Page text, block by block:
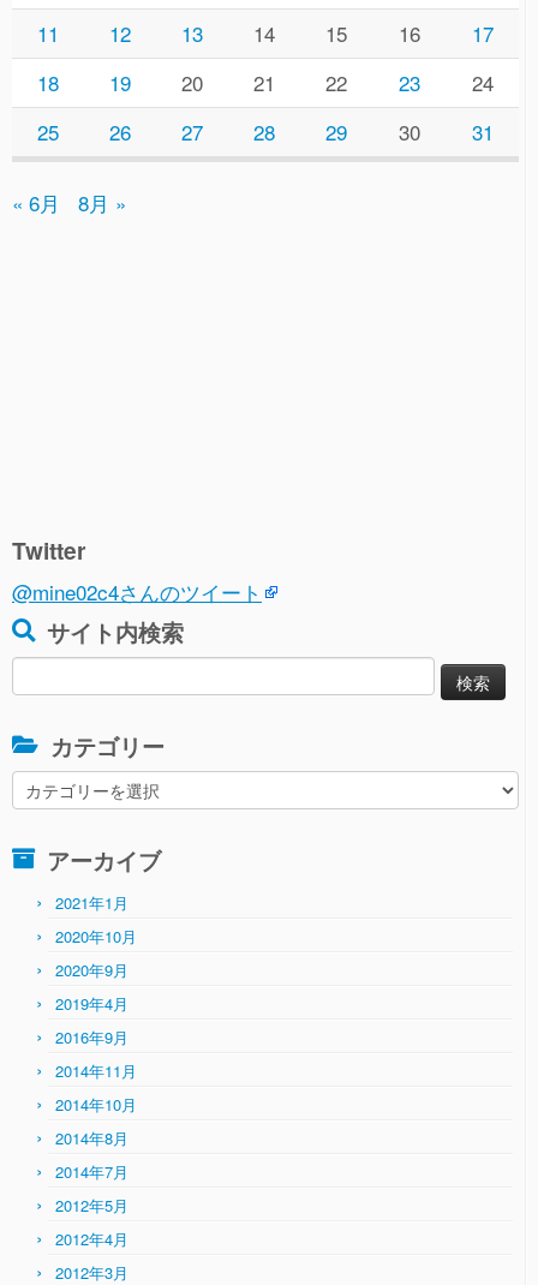
11
12 13 14 15 16
17
18
19 20 21 22 23
24
25
26 27 28 29 30 31
« 6月 8月 »
Twitter
@mine02c4さんのツイート
サイト内検索
検
索:
カテゴリー
カ
テ
リ
アーカイブ
2021年1月
2020年10月
2020年9月
2019年4月
2016年9月
2014年11月
2014年10月
2014年8月
2014年7月
2012年5月
2012年4月
2012年3月